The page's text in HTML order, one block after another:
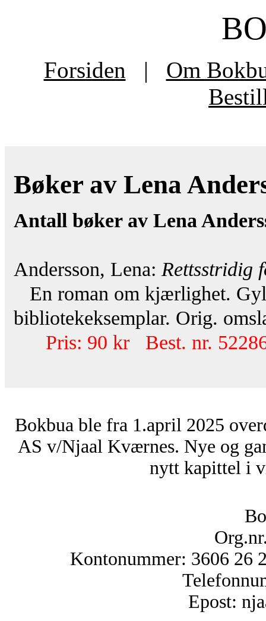
Forsiden |
Om
Bøker av Lena
Antall bøker av Lena
Andersson, Lena: Rettsstridig
En roman om kjærlighet.
bibliotekeksemplar. Orig.
Pris: 90 kr Best. nr.
Bokbua ble fra 1.april 2025
AS v/Njaal Kværnes. Nye og
nytt kapittel i
Kontonummer: 3606 26
Epost: